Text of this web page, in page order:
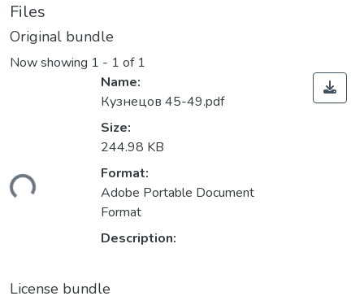
Files
Original bundle
Now showing 1 - 1 of 1
Name:
Кузнецов 45-49.pdf
Size:
244.98 KB
Format:
Adobe Portable Document
Format
Description:
License bundle